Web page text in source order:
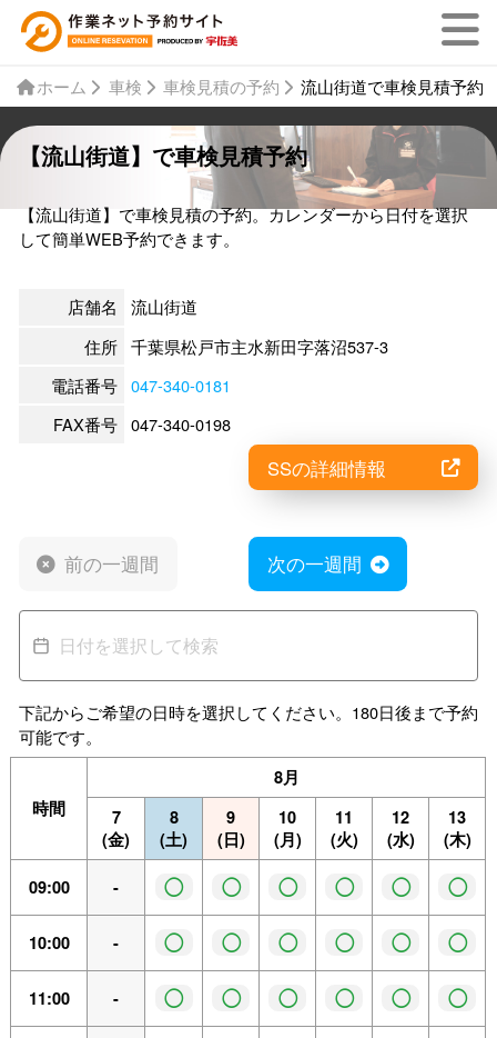
ホーム 車検 車検見積の予約 流山街道で車検見積予約
【流山街道】で車検見積予約
【流山街道】で車検見積の予約。カレンダーから日付を選択
して簡単WEB予約できます。
店舗名
流山街道
住所 千葉県松戸市主水新田字落沼537-3
電話番号 047-340-0181
FAX番号 047-340-0198
SSの詳細情報
前の一週間 次の一週間
下記からご希望の日時を選択してください。180日後まで予約
可能です。
時間
8月
7
(金)
8
(土)
9
(日)
10
(月)
11
(火)
12
(水)
13
(木)
09:00 - ◯ ◯ ◯ ◯ ◯ ◯
10:00 - ◯ ◯ ◯ ◯ ◯ ◯
11:00 - ◯ ◯ ◯ ◯ ◯ ◯